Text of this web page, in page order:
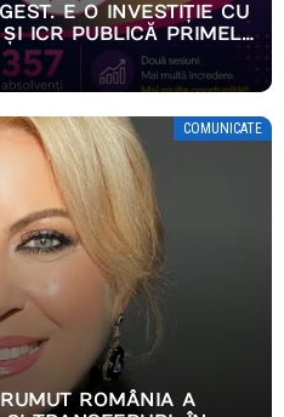
E O INVESTIȚIE CU
ICR PUBLICĂ PRIMELE
ALE PROGRAMULUI
COMUNICATE
ROMÂNIA A